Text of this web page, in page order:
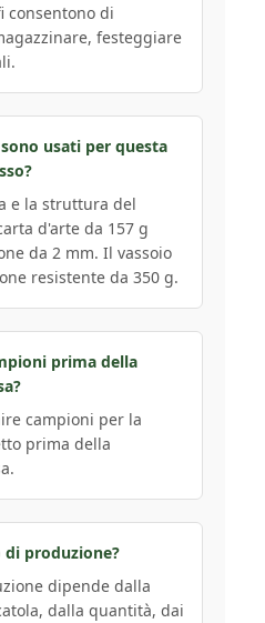
consentono di
festeggiare
usati per questa
e la struttura del
d'arte da 157 g
da 2 mm. Il vassoio
resistente da 350 g.
prima della
campioni per la
prima della
di produzione?
dipende dalla
dalla quantità, dai